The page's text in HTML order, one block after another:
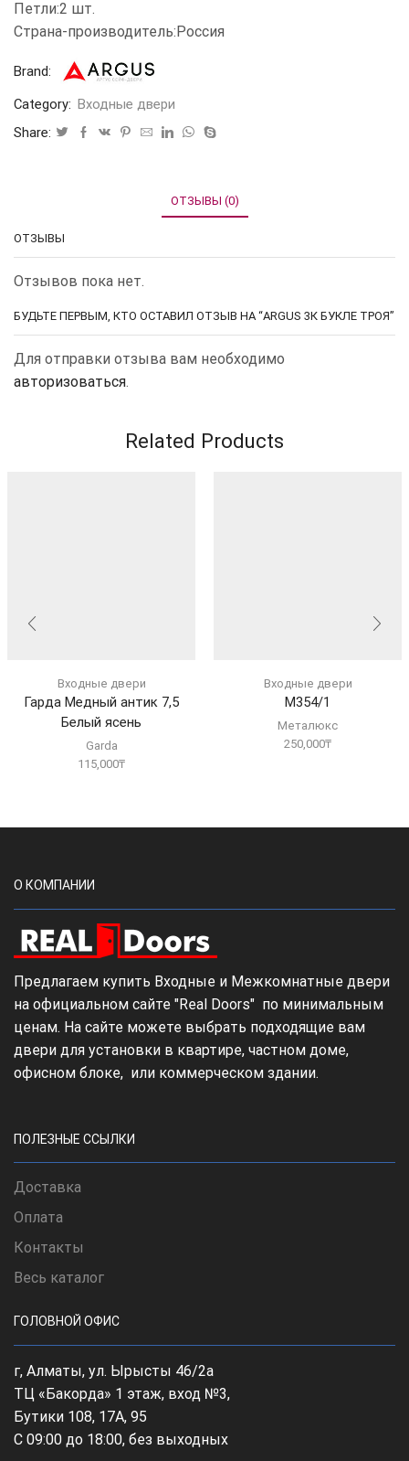
Петли:2 шт.
Страна-производитель:Россия
Brand:
Category: Входные двери
Share:
ОТЗЫВЫ (0)
ОТЗЫВЫ
Отзывов пока нет.
БУДЬТЕ ПЕРВЫМ, КТО ОСТАВИЛ ОТЗЫВ НА “ARGUS 3К БУКЛЕ ТРОЯ”
Для отправки отзыва вам необходимо
авторизоваться.
Related Products
Входные двери
Гарда Медный антик 7,5
Белый ясень
Garda
115,000₸
Входные двери
М354/1
Металюкс
250,000₸
О КОМПАНИИ
Предлагаем купить Входные и Межкомнатные двери
на официальном сайте "Real Doors" по минимальным
ценам. На сайте можете выбрать подходящие вам
двери для установки в квартире, частном доме,
офисном блоке, или коммерческом здании.
ПОЛЕЗНЫЕ ССЫЛКИ
Доставка
Оплата
Контакты
Весь каталог
ГОЛОВНОЙ ОФИС
г, Алматы, ул. Ырысты 46/2а
ТЦ «Бакорда» 1 этаж, вход №3,
Бутики 108, 17А, 95
С 09:00 до 18:00, без выходных